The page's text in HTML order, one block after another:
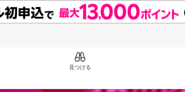
見つける